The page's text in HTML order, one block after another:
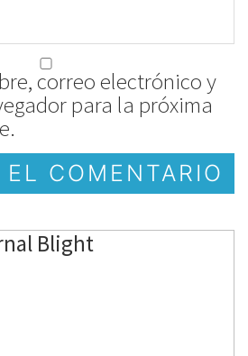
correo electrónico y
para la próxima